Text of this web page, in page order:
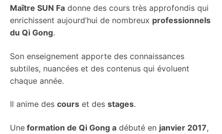
Maître SUN Fa donne des cours très approfondis qui
enrichissent aujourd’hui de nombreux professionnels
du Qi Gong.
Son enseignement apporte des connaissances
subtiles, nuancées et des contenus qui évoluent
chaque année.
Il anime des cours et des stages.
Une formation de Qi Gong a débuté en janvier 2017,